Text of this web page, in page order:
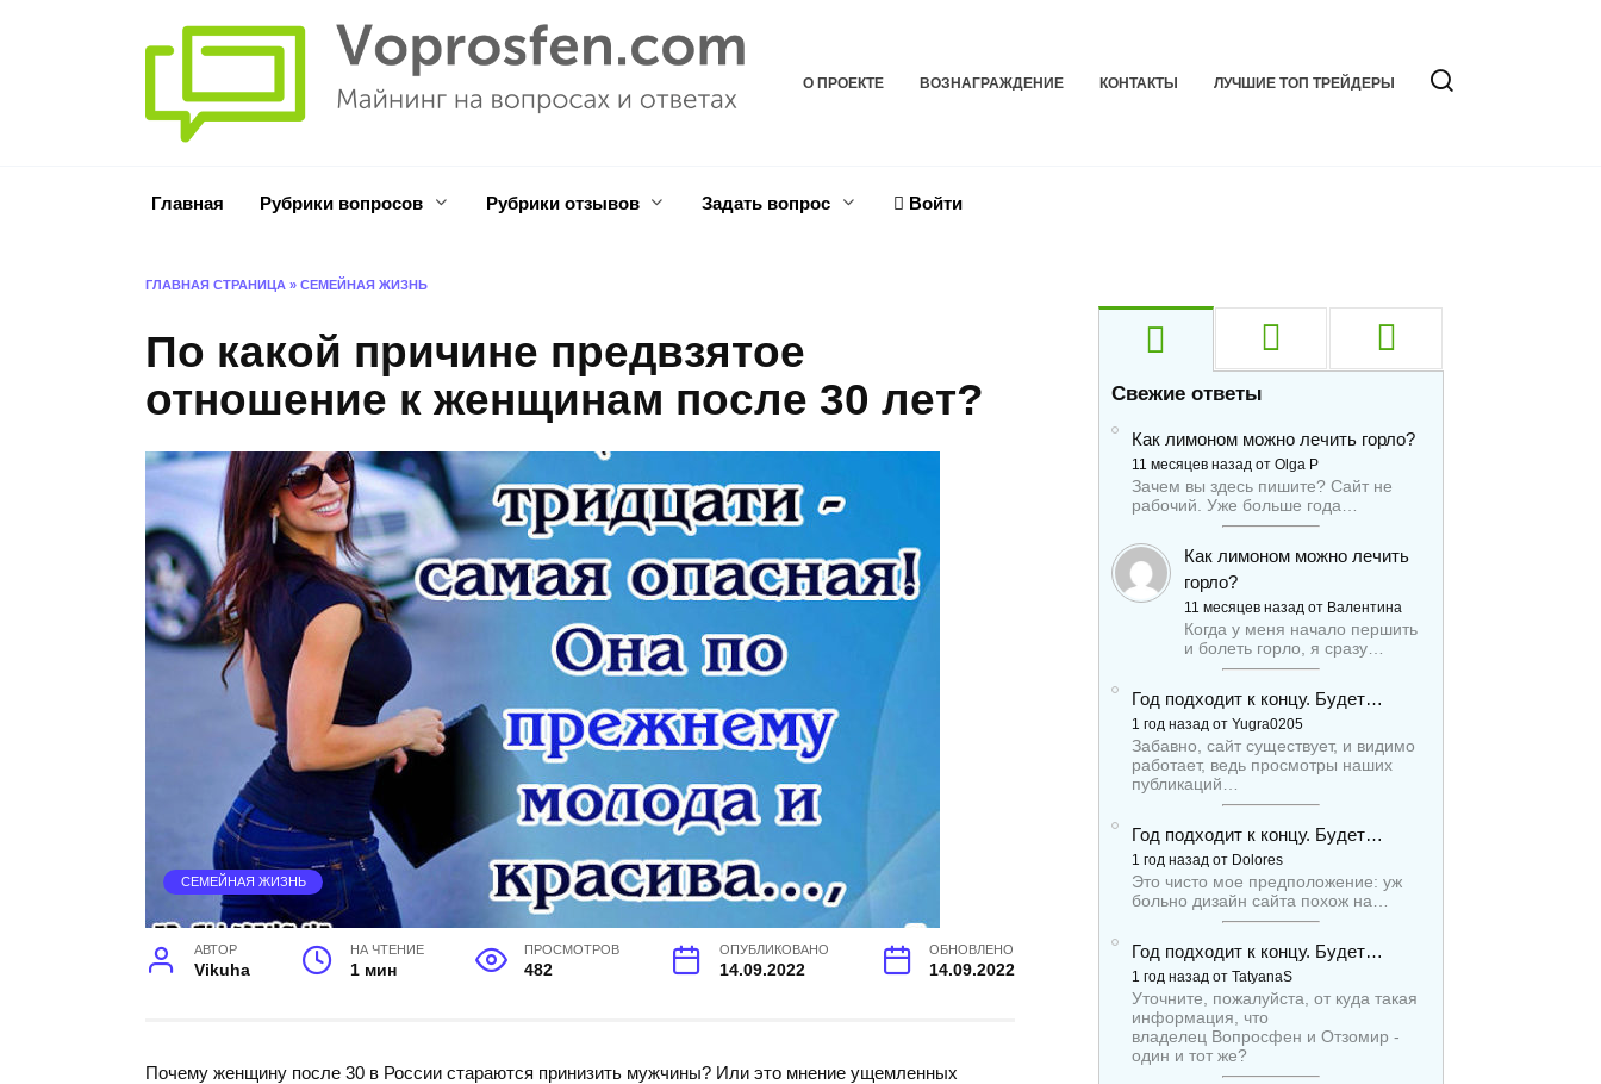
О ПРОЕКТЕ ВОЗНАГРАЖДЕНИЕ КОНТАКТЫ ЛУЧШИЕ ТОП ТРЕЙДЕРЫ
Главная Рубрики вопросов Рубрики отзывов Задать вопрос Войти
ГЛАВНАЯ СТРАНИЦА » СЕМЕЙНАЯ ЖИЗНЬ
По какой причине предвзятое
отношение к женщинам после 30 лет?
СЕМЕЙНАЯ ЖИЗНЬ
АВТОР
Vikuha
НА ЧТЕНИЕ
1 мин
ПРОСМОТРОВ
482
ОПУБЛИКОВАНО
14.09.2022
ОБНОВЛЕНО
14.09.2022
Почему женщину после 30 в России стараются принизить мужчины? Или это мнение ущемленных
Свежие ответы
Как лимоном можно лечить горло?
11 месяцев назад от Olga P
Зачем вы здесь пишите? Сайт не
рабочий. Уже больше года…
Как лимоном можно лечить
горло?
11 месяцев назад от Валентина
Когда у меня начало першить
и болеть горло, я сразу…
Год подходит к концу. Будет…
1 год назад от Yugra0205
Забавно, сайт существует, и видимо
работает, ведь просмотры наших
публикаций…
Год подходит к концу. Будет…
1 год назад от Dolores
Это чисто мое предположение: уж
больно дизайн сайта похож на…
Год подходит к концу. Будет…
1 год назад от TatyanaS
Уточните, пожалуйста, от куда такая
информация, что
владелец Вопросфен и Отзомир -
один и тот же?